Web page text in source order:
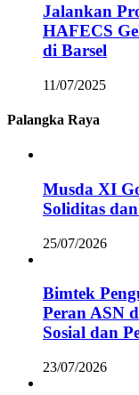
Jalankan
HAFECS
di Barsel
11/07/2025
Palangka Raya
Musda XI
Soliditas
25/07/2026
Bimtek
Peran ASN
Sosial dan
23/07/2026